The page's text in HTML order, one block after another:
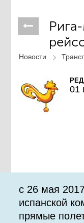
Новости
01
с 26 мая
испанской
прямые